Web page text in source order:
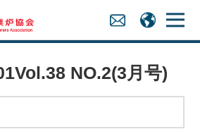
NO.2(3月号)